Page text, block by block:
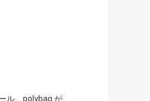
ル、polybag が